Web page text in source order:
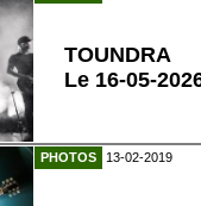
TOUNDRA
Le 16-05-
PHOTOS 13-02-2019